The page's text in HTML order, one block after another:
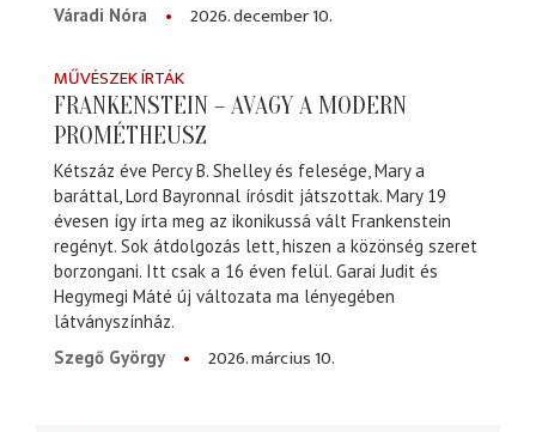
Váradi Nóra
2026. december 10.
MŰVÉSZEK ÍRTÁK
FRANKENSTEIN – AVAGY A MODERN
PROMÉTHEUSZ
Kétszáz éve Percy B. Shelley és felesége, Mary a
baráttal, Lord Bayronnal írósdit játszottak. Mary 19
évesen így írta meg az ikonikussá vált Frankenstein
regényt. Sok átdolgozás lett, hiszen a közönség szeret
borzongani. Itt csak a 16 éven felül. Garai Judit és
Hegymegi Máté új változata ma lényegében
látványszínház.
Szegő György
2026. március 10.